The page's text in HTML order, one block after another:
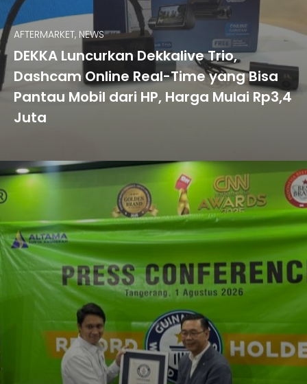
AFTERMARKET, NEWS
DEKKA Luncurkan Dekkalive Trio,
Dashcam Online Real-Time yang Bisa
Pantau Mobil dari HP, Harga Mulai Rp3,4
Juta